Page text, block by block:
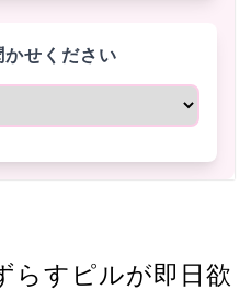
せください
らすピルが即日欲